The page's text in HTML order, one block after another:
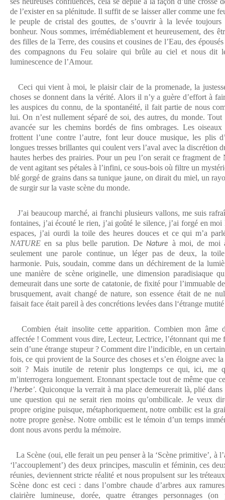
de l’exister en sa plénitude. Il suffit de se laisser aller comme une
le peuple de cristal des gouttes, de s’ouvrir à la levée toujours
bonheur. Nous sommes, irrémédiablement et heureusement, des
des filles de la Terre, des cousins et cousines de l’Eau, des
des compagnons du Feu solaire qui brûle au ciel et nous dit
luminescence de l’Amour.
Ceci qui vient à moi, le plaisir clair de la promenade, la
choses se donnent dans la vérité. Alors il n’y a guère d’effort à
les auspices du connu, de la spontanéité, il fait partie de nous
lui. On n’est nullement séparé de soi, des autres, du monde. Tout
avancée sur les chemins bordés de fins ombrages. Les oiseaux
frottent l’une contre l’autre, font leur douce musique, les plis
longues tresses brillantes qui coulent vers l’aval avec la discrétion
hautes herbes des prairies. Pour un peu l’on serait ce fragment
de vent agitant ses pétales à l’infini, ce sous-bois où filtre un
blé gorgé de grains dans sa tunique jaune, on dirait du miel, un
de surgir sur la vaste scène du monde.
J’ai beaucoup marché, ai franchi plusieurs vallons, me suis
fontaines, j’ai écouté le rien, j’ai goûté le silence, j’ai forgé en
espaces, j’ai ourdi la toile des heures douces et ce qui m’a
NATURE en sa plus belle parution. De Nature à moi, de
seulement une parole continue, un léger pas de deux, la
harmonie. Puis, soudain, comme dans un déchirement de la
une manière de scène originelle, une dimension paradisiaque
demeurait dans une sorte de catatonie, de fixité pour l’immuable
brusquement, avait changé de nature, son essence était de ne
faisait face était pareil à des concrétions levées dans l‘étrange
Combien était insolite cette apparition. Combien mon âme
affectée ! Comment vous dire, Lecteur, Lectrice, l’étonnant qui me
sein d’une étrange stupeur ? Comment dire l’indicible, en un
fois, ce qui provient de la Source des choses et s’en éloigne avec
soit ? Mais inutile de retenir plus longtemps ce qui, ici, me
m’interrogera longuement. Etonnant spectacle tout de même que
l’herbe’. Quiconque la verrait à ma place demeurerait là, plié dans
une question qui ne serait rien moins qu’ombilicale. Je veux
propre origine puisque, métaphoriquement, notre ombilic est la
notre propre genèse. Notre ombilic est le témoin d’un temps
dont nous avons perdu la mémoire.
La Scène (oui, elle ferait un peu penser à la ‘Scène primitive’, à
‘l’accouplement’) des deux principes, masculin et féminin, ces
réunies, deviennent stricte réalité et nous propulsent sur les
Scène donc est ceci : dans l’ombre chaude d’arbres aux
clairière lumineuse, dorée, quatre étranges personnages (on